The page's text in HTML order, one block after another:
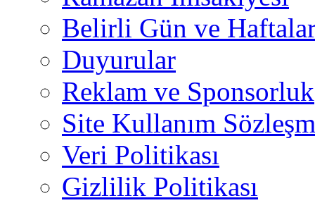
Belirli Gün ve
Duyurular
Reklam ve Sponsorluk
Site Kullanım
Veri Politikası
Gizlilik Politikası